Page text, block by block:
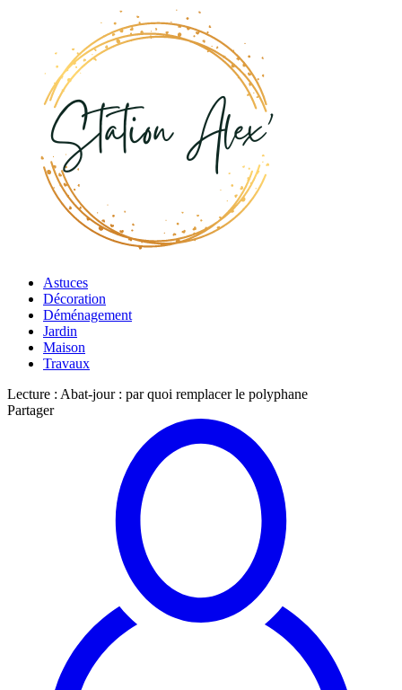
Astuces
Décoration
Déménagement
Jardin
Maison
Travaux
Lecture : Abat-jour : par quoi remplacer le polyphane
Partager